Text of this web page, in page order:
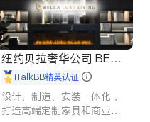
纽约贝拉奢华公司 BELL
A LUXE
iTalkBB精英认证
设计、制造、安装一体化，
打造高端定制家具和商业空